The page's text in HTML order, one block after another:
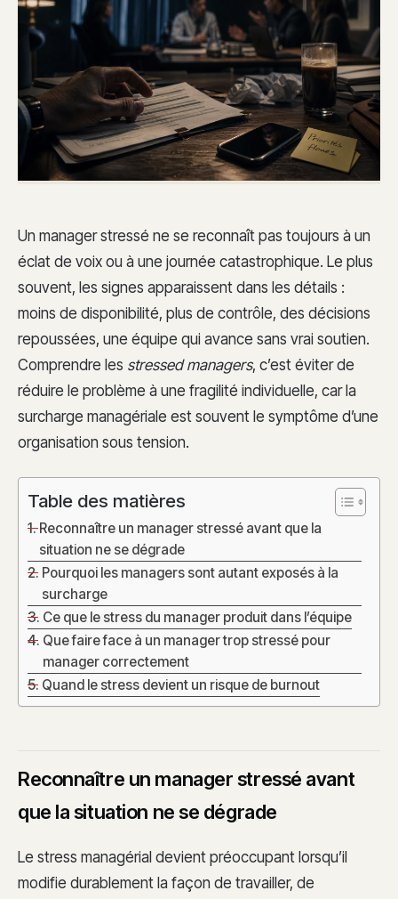
Un manager stressé ne se reconnaît pas toujours à un
éclat de voix ou à une journée catastrophique. Le plus
souvent, les signes apparaissent dans les détails :
moins de disponibilité, plus de contrôle, des décisions
repoussées, une équipe qui avance sans vrai soutien.
Comprendre les stressed managers, c’est éviter de
réduire le problème à une fragilité individuelle, car la
surcharge managériale est souvent le symptôme d’une
organisation sous tension.
Table des matières
Reconnaître un manager stressé avant que la
situation ne se dégrade
Pourquoi les managers sont autant exposés à la
surcharge
Ce que le stress du manager produit dans l’équipe
Que faire face à un manager trop stressé pour
manager correctement
Quand le stress devient un risque de burnout
Reconnaître un manager stressé avant
que la situation ne se dégrade
Le stress managérial devient préoccupant lorsqu’il
modifie durablement la façon de travailler, de